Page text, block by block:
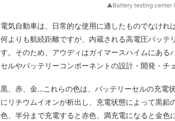
▲Battery testing center
電気自動車は、日常的な使用に適したものでなけれ
何よりも航続距離ですが、内蔵される高電圧バッテ
す。そのため、アウディはガイマースハイムにある
セルやバッテリーコンポーネントの設計・開発・チ
黒、赤、金…これらの色は、バッテリーセルの充電
にリチウムイオンが析出し、充電状態によって黒鉛
色、半分まで充電すると赤色、満充電になると金色